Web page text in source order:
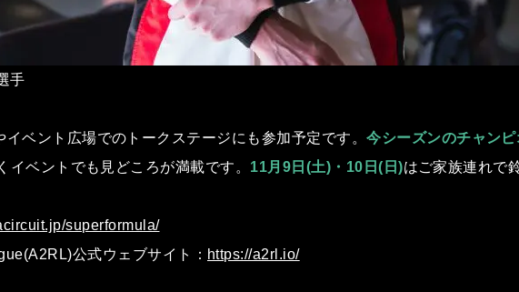
⼿
ベント広場でのトークステージにも参加予定です。今シーズンのチャン
イベントでも⾒どころが満載です。 11⽉9⽇(⼟)・10⽇(⽇)はご家族連れで
superformula/
公式ウェブサイト： https://a2rl.io/